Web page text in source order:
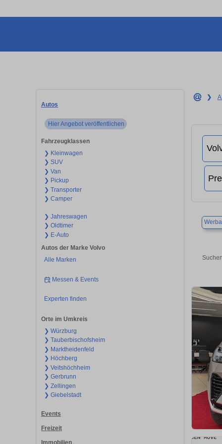
Autos
Hier Angebot veröffentlichen
Fahrzeugklassen
❯ Kleinwagen
❯ SUV
❯ Van
❯ Pickup
❯ Transporter
❯ Camper
❯ Jahreswagen
❯ Oldtimer
❯ E-Auto
Autos der Marke Volvo
Alle Marken
Messen & Events
Experten finden
Orte im Umkreis
❯ Würzburg
❯ Tauberbischofsheim
❯ Marktheidenfeld
❯ Höchberg
❯ Veitshöchheim
❯ Gerbrunn
❯ Zellingen
❯ Giebelstadt
Events
Freizeit
Immobilien
❯